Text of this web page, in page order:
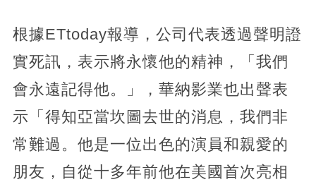
根據ETtoday報導，公司代表透過聲明證
實死訊，表示將永懷他的精神，「我們
會永遠記得他。」，華納影業也出聲表
示「得知亞當坎圖去世的消息，我們非
常難過。他是一位出色的演員和親愛的
朋友，自從十多年前他在美國首次亮相